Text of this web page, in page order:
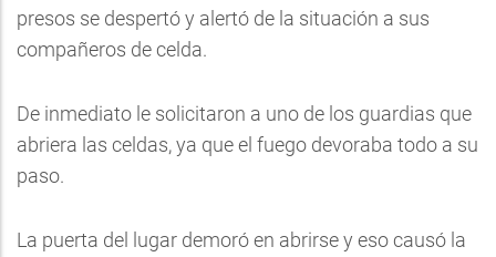
presos se despertó y alertó de la situación a sus
compañeros de celda.
De inmediato le solicitaron a uno de los guardias que
abriera las celdas, ya que el fuego devoraba todo a su
paso.
La puerta del lugar demoró en abrirse y eso causó la